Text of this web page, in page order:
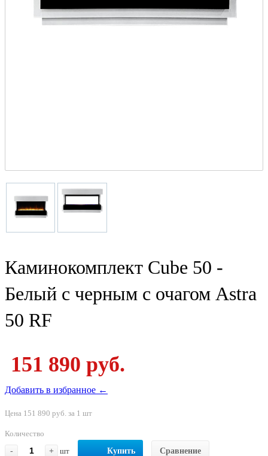
Каминокомплект Cube 50 -
Белый с черным с очагом Astra
50 RF
151 890 руб.
Добавить в избранное ←
Цена 151 890 руб. за 1 шт
Количество
-
+ шт Купить Сравнение